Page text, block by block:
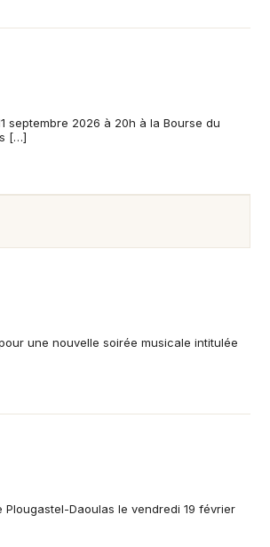
septembre 2026 à 20h à la Bourse du
[…]
une nouvelle soirée musicale intitulée
Daoulas le vendredi 19 février